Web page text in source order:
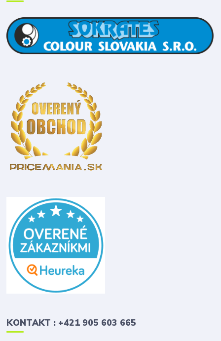
KONTAKT : +421 905 603 665